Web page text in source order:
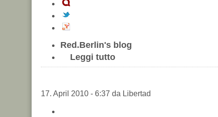
Red.Berlin's blog
Leggi tutto
17. April 2010 - 6:37 da Libertad